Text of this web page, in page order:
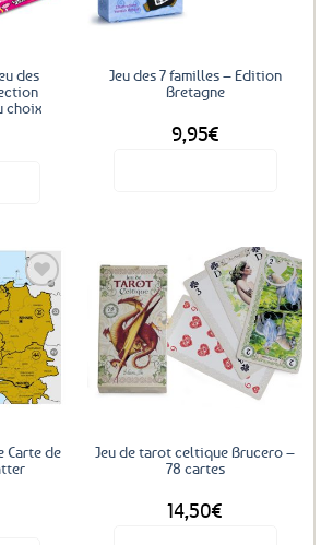
des
choix
Jeu des 7 familles – Edition
Bretagne
9,95€
Ajouter
aux
favoris
Carte de
Ajouter
aux
favoris
Jeu de tarot celtique Brucero –
78 cartes
14,50€